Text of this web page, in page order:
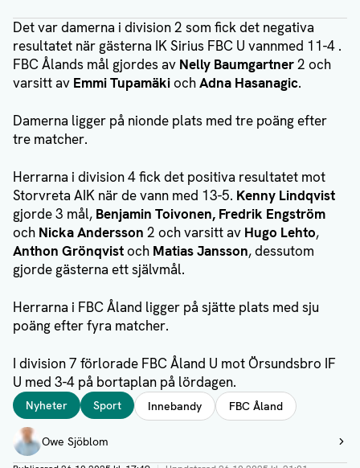
Det var damerna i division 2 som fick det negativa
resultatet när gästerna IK Sirius FBC U vannmed 11-4 .
FBC Ålands mål gjordes av Nelly Baumgartner2 och
varsitt av Emmi TupamäkiochAdna Hasanagic.
Damerna ligger på nionde plats med tre poäng efter
tre matcher.
Herrarna i division 4 fick det positiva resultatet mot
Storvreta AIK när de vann med 13-5. Kenny Lindqvist
gjorde 3 mål, Benjamin Toivonen, Fredrik Engström
och Nicka Andersson 2 och varsitt av Hugo Lehto,
Anthon Grönqvistoch Matias Jansson, dessutom
gjorde gästerna ett självmål.
Herrarna i FBC Åland ligger på sjätte plats med sju
poäng efter fyra matcher.
I division 7 förlorade FBC Åland U mot Örsundsbro IF
U med 3-4 på bortaplan på lördagen.
Taggar
Nyheter Sport Innebandy FBC Åland
Författare
Owe Sjöblom
Visa profil